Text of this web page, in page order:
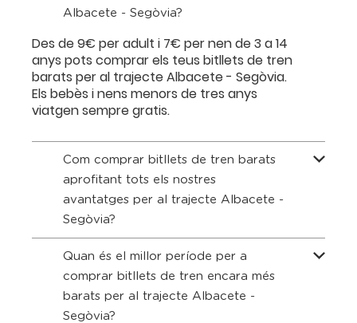
Albacete - Segòvia?
Des de 9€ per adult i 7€ per nen de 3 a 14
anys pots comprar els teus bitllets de tren
barats per al trajecte Albacete - Segòvia.
Els bebès i nens menors de tres anys
viatgen sempre gratis.
Com comprar bitllets de tren barats
aprofitant tots els nostres
avantatges per al trajecte Albacete -
Segòvia?
Quan és el millor període per a
comprar bitllets de tren encara més
barats per al trajecte Albacete -
Segòvia?